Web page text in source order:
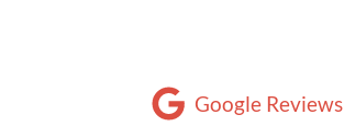
Google Reviews